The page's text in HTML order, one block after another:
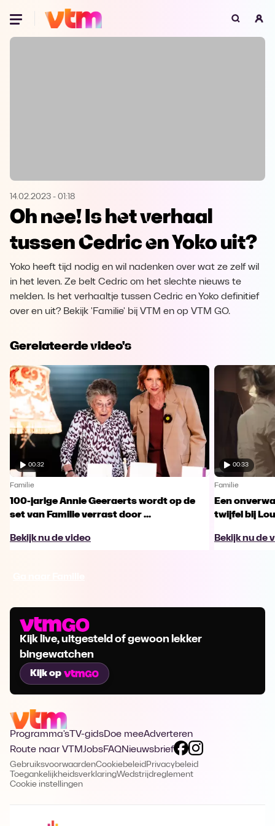
Oeps, browser niet ondersteund
Microsoft Edge Download
Opera Download
14.02.2023 - 01:18
Oh nee! Is het verhaal
tussen Cedric en Yoko uit?
Yoko heeft tijd nodig en wil nadenken over wat ze zelf wil
in het leven. Ze belt Cedric om het slechte nieuws te
melden. Is het verhaaltje tussen Cedric en Yoko definitief
over en uit? Bekijk 'Familie' bij VTM en op VTM GO.
Gerelateerde video's
00:32
Familie
100-jarige Annie Geeraerts wordt op de
set van Familie verrast door ...
Bekijk nu de video
00:33
Familie
Een
twijfel bij
Bekijk nu de
Kijk live, uitgesteld of gewoon lekker
bingewatchen
Kijk op
Programma's TV-gidsDoe meeAdverteren
Route naar VTMJobsFAQNieuwsbrief
GebruiksvoorwaardenCookiebeleid Privacybeleid
ToegankelijkheidsverklaringWedstrijdreglement
Cookie instellingen